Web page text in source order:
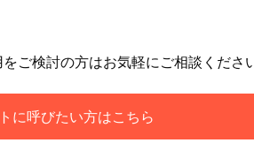
ご検討の方はお気軽にご相談くださ
に呼びたい方はこちら